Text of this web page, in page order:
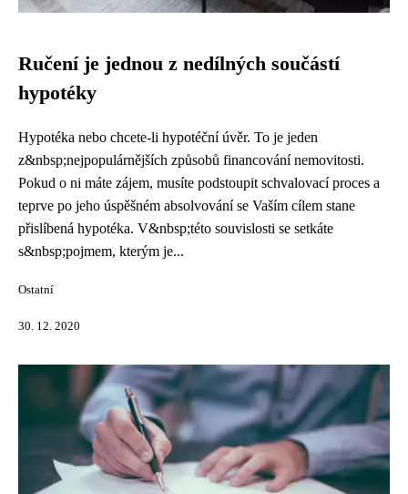
Ručení je jednou z nedílných součástí
hypotéky
Hypotéka nebo chcete-li hypotéční úvěr. To je jeden
z&nbsp;nejpopulárnějších způsobů financování nemovitosti.
Pokud o ni máte zájem, musíte podstoupit schvalovací proces a
teprve po jeho úspěšném absolvování se Vaším cílem stane
přislíbená hypotéka. V&nbsp;této souvislosti se setkáte
s&nbsp;pojmem, kterým je...
Ostatní
30. 12. 2020